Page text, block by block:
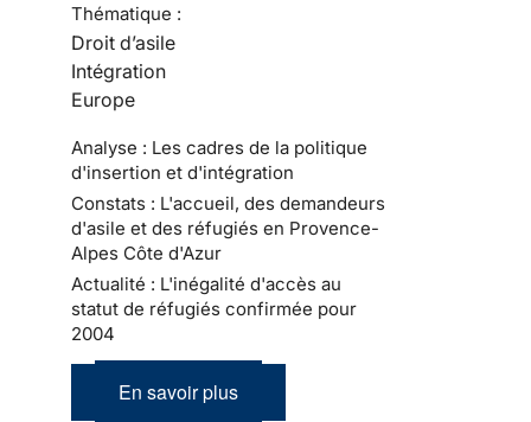
Thématique :
Droit d’asile
Intégration
Europe
Analyse : Les cadres de la politique
d'insertion et d'intégration
Constats : L'accueil, des demandeurs
d'asile et des réfugiés en Provence-
Alpes Côte d'Azur
Actualité : L'inégalité d'accès au
statut de réfugiés confirmée pour
2004
En savoir plus